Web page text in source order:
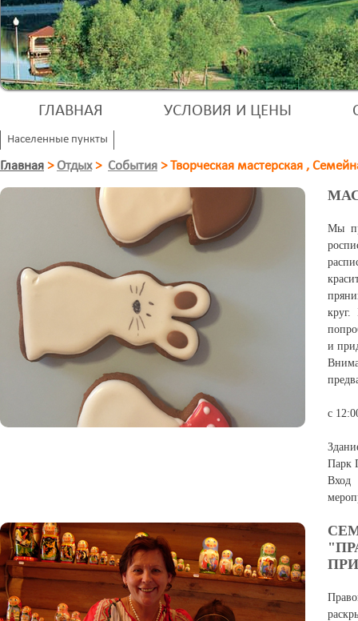
ГЛАВНАЯ УСЛОВИЯ И ЦЕНЫ
Населенные пункты
Главная > Отдых > События >Творческая мастерская ,
Мы
круг.
и
с
Парк
Вход